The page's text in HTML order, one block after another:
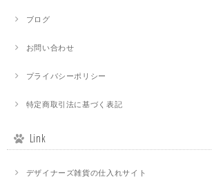
ブログ
お問い合わせ
プライバシーポリシー
特定商取引法に基づく表記
Link
デザイナーズ雑貨の仕入れサイト